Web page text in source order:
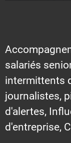
salariés
intermittents
journalistes,
d'alertes,
d'entreprise,